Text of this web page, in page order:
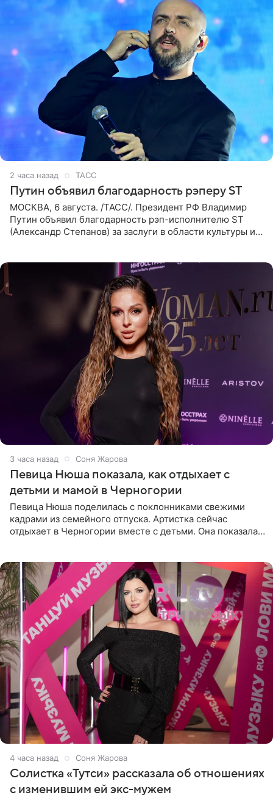
2 часа назад ТАСС
Путин объявил благодарность рэперу ST
МОСКВА, 6 августа. /ТАСС/. Президент РФ Владимир
Путин объявил благодарность рэп-исполнителю ST
(Александр Степанов) за заслуги в области культуры и
3 часа назад Соня Жарова
Певица Нюша показала, как отдыхает с
детьми и мамой в Черногории
Певица Нюша поделилась с поклонниками свежими
кадрами из семейного отпуска. Артистка сейчас
отдыхает в Черногории вместе с детьми. Она показала,
4 часа назад Соня Жарова
Солистка «Тутси» рассказала об отношениях
с изменившим ей экс-мужем